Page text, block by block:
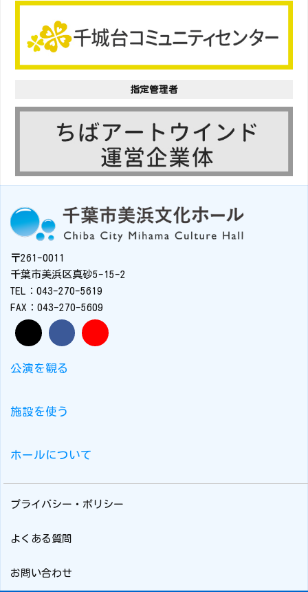
指定管理者
〒261-0011
千葉市美浜区真砂5-15-2
TEL：043-270-5619
FAX：043-270-5609
公演を観る
施設を使う
ホールについて
プライバシー・ポリシー
よくある質問
お問い合わせ